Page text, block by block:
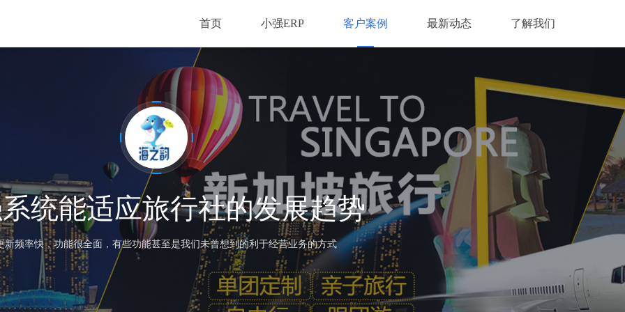
首页 小强ERP 客户案例 最新动态 了解我们
统能适应旅行社的发展趋势
新频率快，功能很全面，有些功能甚至是我们未曾想到的利于经营业务的方式